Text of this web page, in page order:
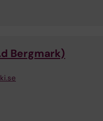
Bergmark)